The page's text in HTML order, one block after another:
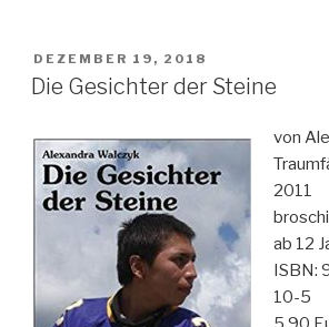
über
unser
VERÖFFENTLICHT
AM
DEZEMBER 19, 2018
Die Gesichter der Steine
von
2011
ab 12
ISBN:
10-5